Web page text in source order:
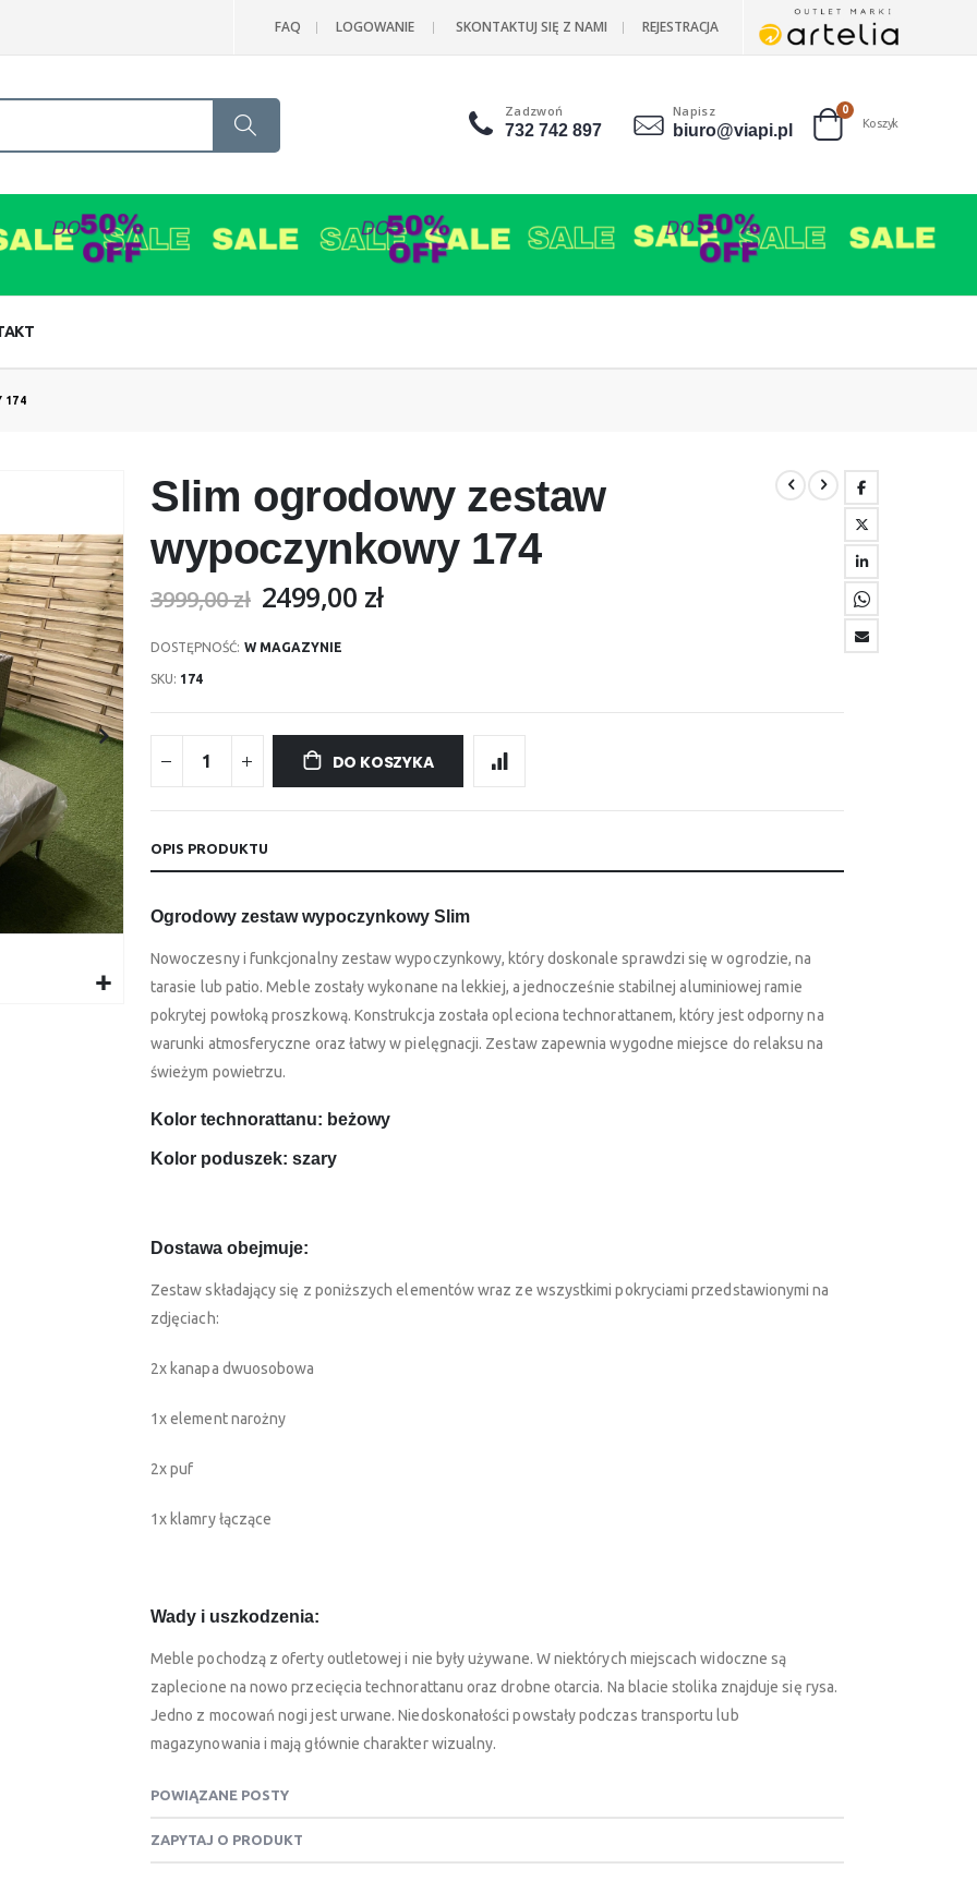
FAQ LOGOWANIE SKONTAKTUJ SIĘ Z NAMI REJESTRACJA
Zadzwoń
732 742 897
Napisz
biuro@viapi.pl Cart
0produkty
Koszyk
174
Slim ogrodowy zestaw
wypoczynkowy 174
3999,00 zł 2499,00 zł
DOSTĘPNOŚĆ: W MAGAZYNIE
SKU 174
DO KOSZYKA
OPIS PRODUKTU
Ogrodowy zestaw wypoczynkowy Slim
Nowoczesny i funkcjonalny zestaw wypoczynkowy, który doskonale sprawdzi się w ogrodzie, na
tarasie lub patio. Meble zostały wykonane na lekkiej, a jednocześnie stabilnej aluminiowej ramie
pokrytej powłoką proszkową. Konstrukcja została opleciona technorattanem, który jest odporny na
warunki atmosferyczne oraz łatwy w pielęgnacji. Zestaw zapewnia wygodne miejsce do relaksu na
świeżym powietrzu.
Kolor technorattanu: beżowy
Kolor poduszek: szary
Dostawa obejmuje:
Zestaw składający się z poniższych elementów wraz ze wszystkimi pokryciami przedstawionymi na
zdjęciach:
2x kanapa dwuosobowa
1x element narożny
2x puf
1x klamry łączące
Wady i uszkodzenia:
Meble pochodzą z oferty outletowej i nie były używane. W niektórych miejscach widoczne są
zaplecione na nowo przecięcia technorattanu oraz drobne otarcia. Na blacie stolika znajduje się rysa.
Jedno z mocowań nogi jest urwane. Niedoskonałości powstały podczas transportu lub
magazynowania i mają głównie charakter wizualny.
POWIĄZANE POSTY
ZAPYTAJ O PRODUKT